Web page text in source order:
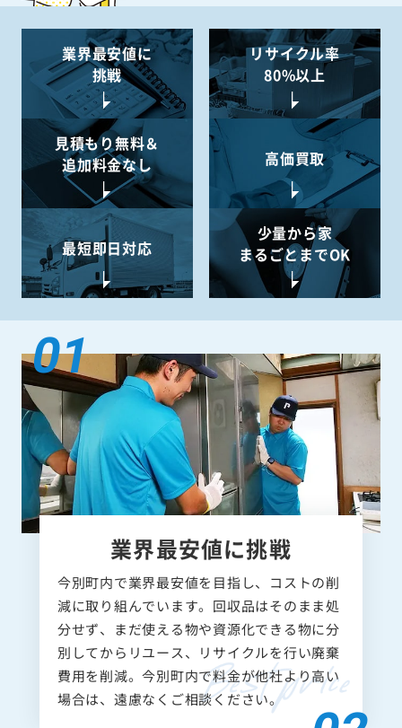
業界最安値に
挑戦
リサイクル率
80%以上
見積もり無料＆
追加料金なし
高価買取
最短即日対応
少量から家
まるごとまでOK
業界最安値に挑戦
今別町内で業界最安値を目指し、コストの削
減に取り組んでいます。回収品はそのまま処
分せず、まだ使える物や資源化できる物に分
別してからリユース、リサイクルを行い廃棄
費用を削減。今別町内で料金が他社より高い
場合は、遠慮なくご相談ください。